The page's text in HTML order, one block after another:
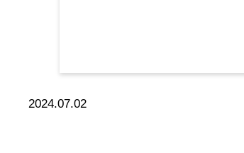
2024.07.02